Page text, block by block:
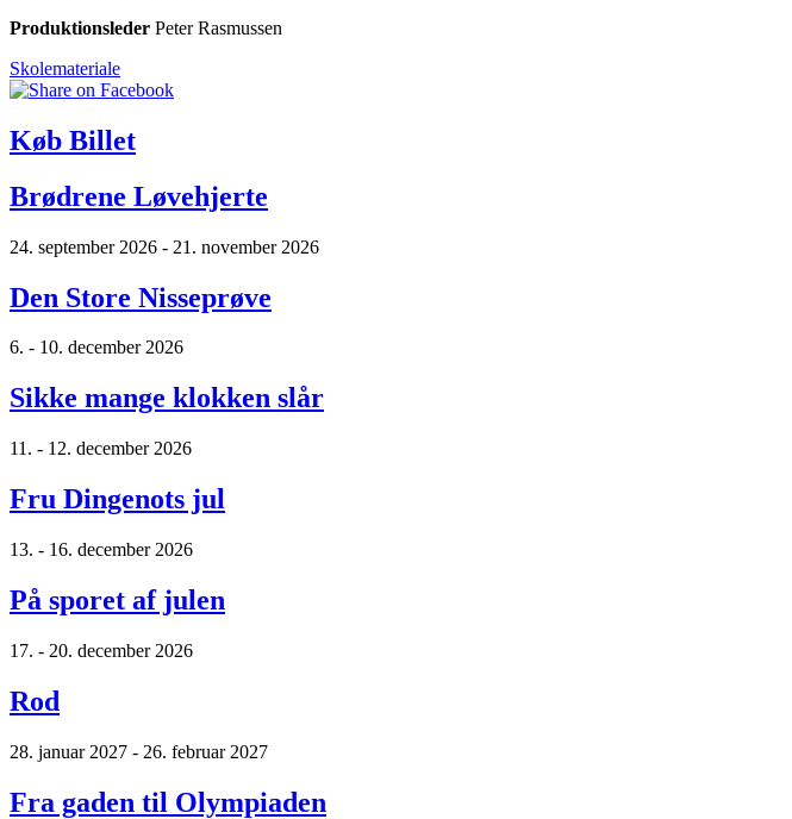
Produktionsleder Peter Rasmussen
Skolemateriale
Køb Billet
Brødrene Løvehjerte
24. september 2026 - 21. november 2026
Den Store Nisseprøve
6. - 10. december 2026
Sikke mange klokken slår
11. - 12. december 2026
Fru Dingenots jul
13. - 16. december 2026
På sporet af julen
17. - 20. december 2026
Rod
28. januar 2027 - 26. februar 2027
Fra gaden til Olympiaden